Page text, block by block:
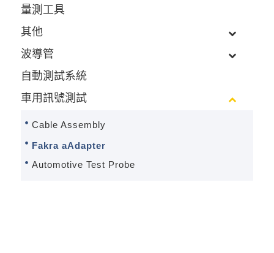
量測工具
其他
波導管
自動測試系統
車用訊號測試
Cable Assembly
Fakra aAdapter
Automotive Test Probe